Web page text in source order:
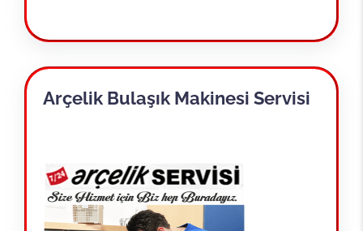
Arçelik Bulaşık Makinesi Servisi